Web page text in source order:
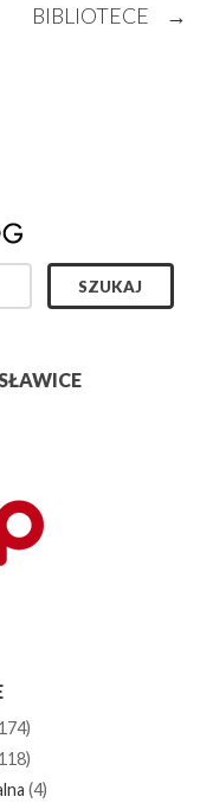
BIBLIOTECE
→
(4)